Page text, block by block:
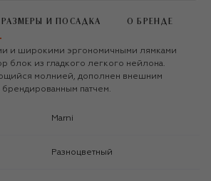
РАЗМЕРЫ И ПОСАДКА О БРЕНДЕ
и широкими эргономичными лямками
блок из гладкого легкого нейлона.
молнией, дополнен внешним
патчем.
Marni
Разноцветный